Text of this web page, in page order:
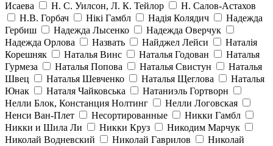
Исаева
Н. С. Уилсон, Л. К. Тейлор
Н. Салов-Астахов
Н.В. Горбач
Нікі Гамбл Надія Колядич
Надежда
Гербиш
Надежда Лысенко
Надежда Оверчук
Надежда Орлова
Назвать Найджел Лейси
Наталія
Корешняк
Наталья Винс Наталья Годован
Наталья
Гурмеза
Наталья Попова Наталья Свистун
Наталья
Швец
Наталья Шевченко Наталья Щеглова
Наталья
Юнак
Наталя Чайковська
Натаниэль Гортворн
Нелли Блок, Констанция Нолтинг
Нелли Логовская
Ненси Ван-Плет
Несортированные
Никки Гамбл
Никки и Шила Ли
Никки Круз
Никодим Марчук
Николай Водневский
Николай Гаврилов
Николай